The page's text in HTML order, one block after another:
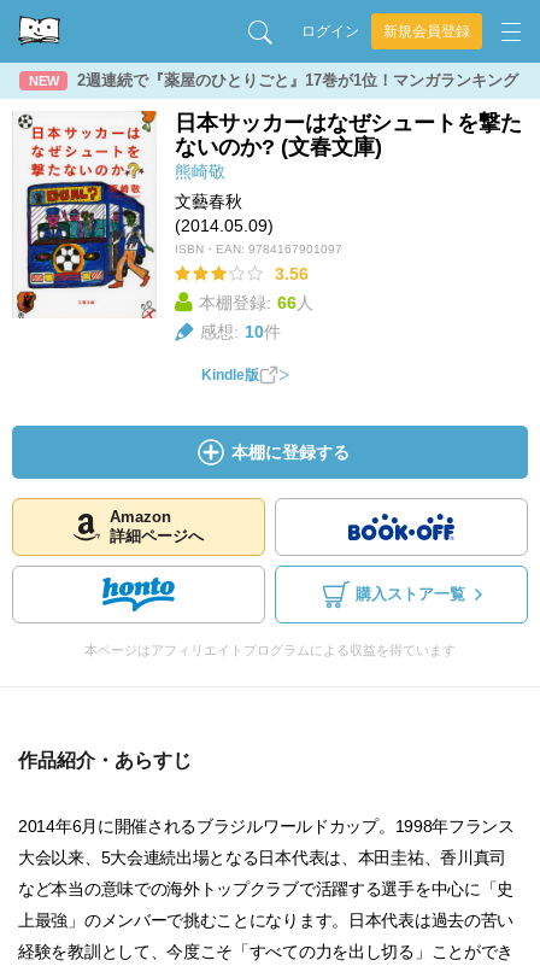
ログイン 新規会員登録
NEW 2週連続で『薬屋のひとりごと』17巻が1位！マンガランキング
日本サッカーはなぜシュートを撃た
ないのか? (文春文庫)
熊崎敬
文藝春秋
(2014.05.09)
ISBN・EAN: 9784167901097
3.56
本棚登録: 66人
感想: 10件
Kindle版
本棚に登録する
Amazon
詳細ページへ
購入ストア一覧
本ページはアフィリエイトプログラムによる収益を得ています
作品紹介・あらすじ
2014年6月に開催されるブラジルワールドカップ。1998年フランス
大会以来、5大会連続出場となる日本代表は、本田圭祐、香川真司
など本当の意味での海外トップクラブで活躍する選手を中心に「史
上最強」のメンバーで挑むことになります。日本代表は過去の苦い
経験を教訓として、今度こそ「すべての力を出し切る」ことができ